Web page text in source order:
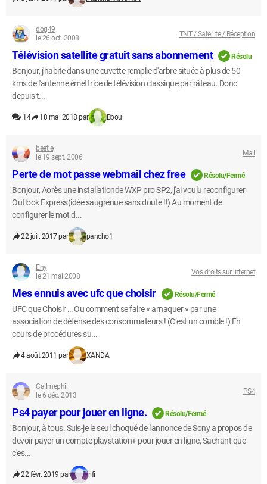
dog49
le 26 oct. 2008
TNT / Satellite / Réception
Télévision satellite gratuit sans abonnement Résolu
Bonjour, j'habite dans une cuvette remplie d'arbre située à plus de 50
kms de l'antenne émettrice de télévision classique par râteau. Donc
depuis t...
14 18 mai 2018 par Bbou
beetle
le 19 sept. 2006
Mail
Perte de mot passe webmail chez free Résolu/Fermé
Bonjour, Aorès une installationde WXP pro SP2, j'ai voulu reconfigurer
Outlook Express(idée saugrenue sans doute !!) Au moment de
configurer le mot d...
22 juil. 2017 par pancho1
Eny
le 21 mai 2008
Vos droits sur internet
Mes ennuis avec ufc que choisir Résolu/Fermé
UFC que Choisir … Ou comment se faire « arnaquer » par une
association de défense des consommateurs ! (C’est un comble !) En
cours de procédures su...
4 août 2011 par XANDA
Callmephil
le 6 déc. 2013
PS4
Ps4 payer pour jouer en ligne. Résolu/Fermé
Bonjour, à tous. Suis-je le seul choqué de l'annonce de Sony a propos de
devoir payer un compte playstation+ pour jouer en ligne, Sachant que
c'es...
22 févr. 2019 par rifi